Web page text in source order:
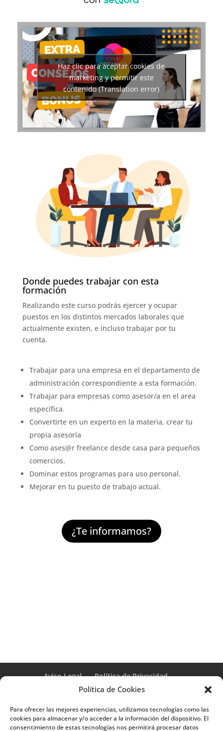
Política de Cookies
Para ofrecer las mejores experiencias, utilizamos tecnologías como las
cookies para almacenar y/o acceder a la información del dispositivo. El
consentimiento de estas tecnologías nos permitirá procesar datos
Haz clic para aceptar cookies de
marketing y permitir este
contenido (Translation error)
Donde puedes trabajar con esta
formación
Realizando este curso podrás ejercer y ocupar
puestos en los distintos mercados laborales que
actualmente existen, e incluso trabajar por tu
cuenta.
Trabajar para una empresa en el departamento de
administración correspondiente a esta formación.
Trabajar para empresas como asesor/a en el area
específica.
Convertirte en un experto en la materia, crear tu
propia asesoría
Como ases@rfreelance desde casa para pequeños
comercios.
Dominar estos programas para uso personal.
Mejorar en tu puesto de trabajo actual.
¿Te informamos?
Aviso Legal
Política de Privacidad
Términos y condiciones – Contrato de matrícula
Formulario de Datos necesarios para alta
Métodos de pago SEQURA
Métodos de pago